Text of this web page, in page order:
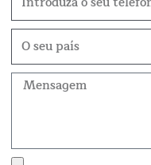
país
Mensagem